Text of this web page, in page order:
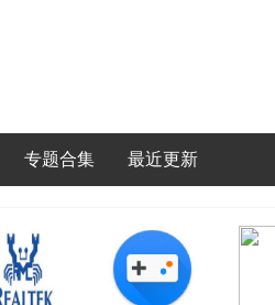
专题合集 最近更新